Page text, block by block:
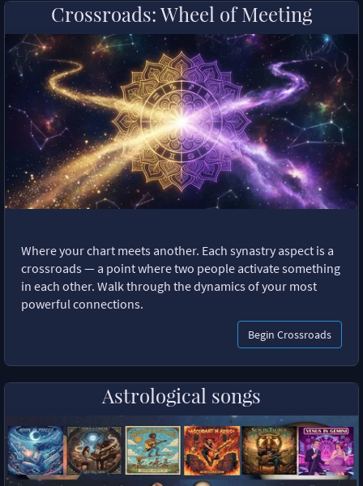
Crossroads: Wheel of Meeting
Where your chart meets another. Each synastry aspect is a
crossroads — a point where two people activate something
in each other. Walk through the dynamics of your most
powerful connections.
Begin Crossroads
Astrological songs